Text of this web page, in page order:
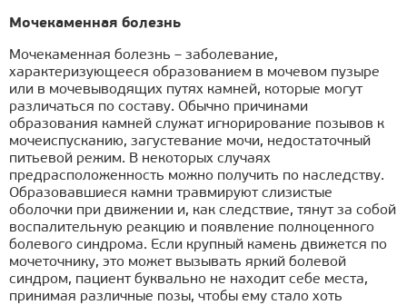
Мочекаменная болезнь
Мочекаменная болезнь – заболевание,
характеризующееся образованием в мочевом пузыре
или в мочевыводящих путях камней, которые могут
различаться по составу. Обычно причинами
образования камней служат игнорирование позывов к
мочеиспусканию, загустевание мочи, недостаточный
питьевой режим. В некоторых случаях
предрасположенность можно получить по наследству.
Образовавшиеся камни травмируют слизистые
оболочки при движении и, как следствие, тянут за собой
воспалительную реакцию и появление полноценного
болевого синдрома. Если крупный камень движется по
мочеточнику, это может вызывать яркий болевой
синдром, пациент буквально не находит себе места,
принимая различные позы, чтобы ему стало хоть